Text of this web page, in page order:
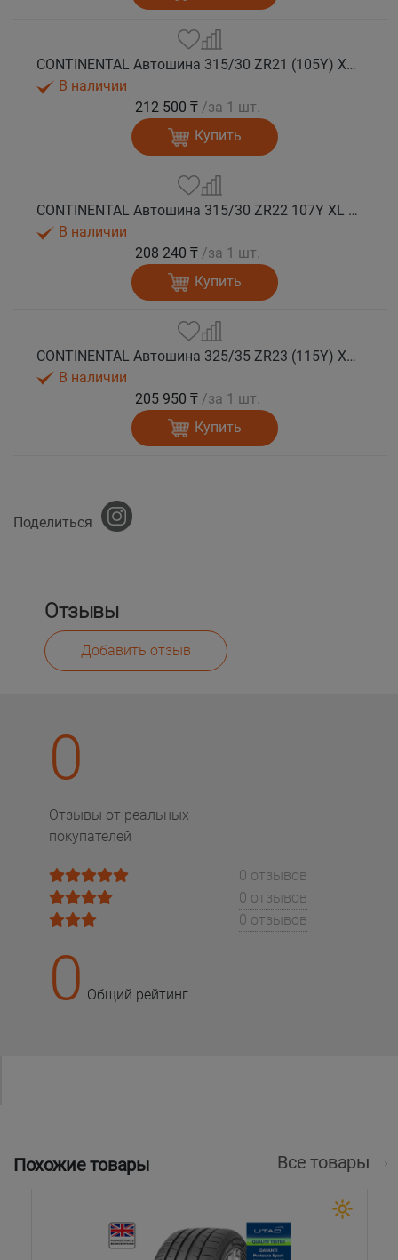
CONTINENTAL Автошина 315/30 ZR21 (105Y) XL FR SportContact 7 MO1 лето
В наличии
212 500 ₸ /за 1 шт.
Купить
CONTINENTAL Автошина 315/30 ZR22 107Y XL FR SportContact 7 лето
В наличии
208 240 ₸ /за 1 шт.
Купить
CONTINENTAL Автошина 325/35 ZR23 (115Y) XL FR SportContact 7 лето
В наличии
205 950 ₸ /за 1 шт.
Купить
Поделиться
Отзывы
Добавить отзыв
0
Отзывы от реальных
покупателей
0 отзывов
0 отзывов
0 отзывов
0 Общий рейтинг
Похожие товары Все товары